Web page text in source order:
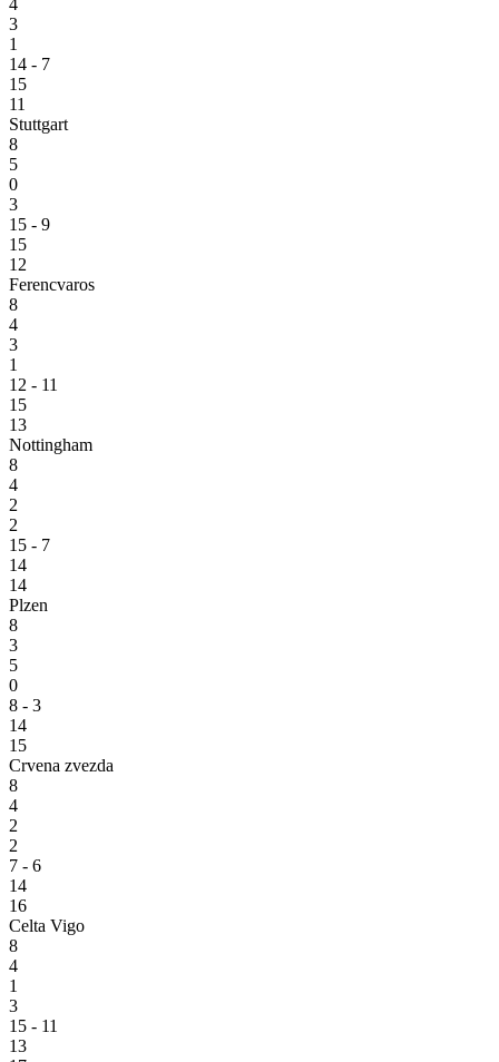
3
1
14 - 7
15
11
Stuttgart
8
5
0
3
15 - 9
15
12
Ferencvaros
8
4
3
1
12 - 11
15
13
Nottingham
8
4
2
2
15 - 7
14
14
Plzen
8
3
5
0
8 - 3
14
15
Crvena zvezda
8
4
2
2
7 - 6
14
16
Celta Vigo
8
4
1
3
15 - 11
13